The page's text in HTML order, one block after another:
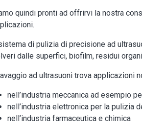
quindi pronti ad offrirvi la nostra
sistema di pulizia di precisione ad
dalle superfici, biofilm, residui
lavaggio ad ultrasuoni trova applicazioni
nell’industria meccanica ad esempio
nell’industria elettronica per la pulizia
nell’industria farmaceutica e chimica